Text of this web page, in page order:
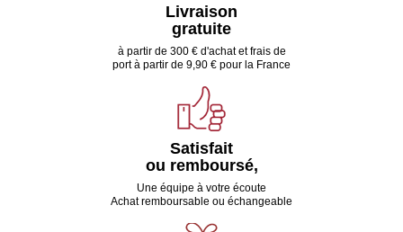
Livraison
gratuite
à partir de 300 € d'achat et frais de
port à partir de 9,90 € pour la France
Satisfait
ou remboursé,
Une équipe à votre écoute
Achat remboursable ou échangeable